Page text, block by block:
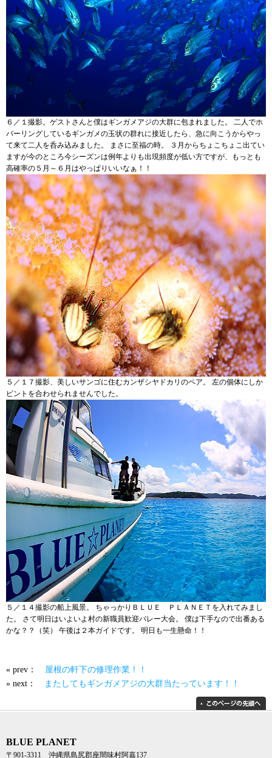
６／１撮影。ゲストさんと僕はギンガメアジの大群に包まれました。 二人でホ
バーリングしているギンガメの玉状の群れに接近したら、急に向こうからやっ
て来て二人を呑み込みました。 まさに至福の時。 ３月からちょこちょこ出てい
ますが今のところ今シーズンは例年よりも出現頻度が低い方ですが、もっとも
高確率の５月～６月はやっぱりいいなぁ！！
５／１７撮影、美しいサンゴに住むカンザシヤドカリのペア。 左の個体にしか
ピントを合わせられませんでした。
５／１４撮影の船上風景。 ちゃっかりＢＬＵＥ ＰＬＡＮＥＴを入れてみまし
た。 さて明日はいよいよ村の新職員歓迎バレー大会。 僕は下手なので出番ある
かな？？（笑） 午後は２本ガイドです。 明日も一生懸命！！
« prev： 屋根の軒下の修理作業！！
» next：
またしてもギンガメアジの大群当たっています！！
BLUE PLANET
〒901-3311 沖縄県島尻郡座間味村阿嘉137